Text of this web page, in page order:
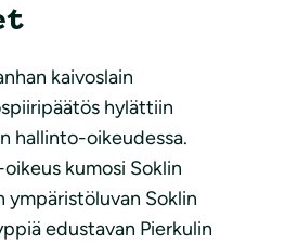
kaivoslain
hylättiin
hallinto-oikeudessa.
kumosi Soklin
ympäristöluvan Soklin
edustavan Pierkulin